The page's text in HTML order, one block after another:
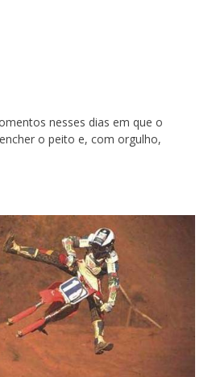
nesses dias em que o
o peito e, com orgulho,